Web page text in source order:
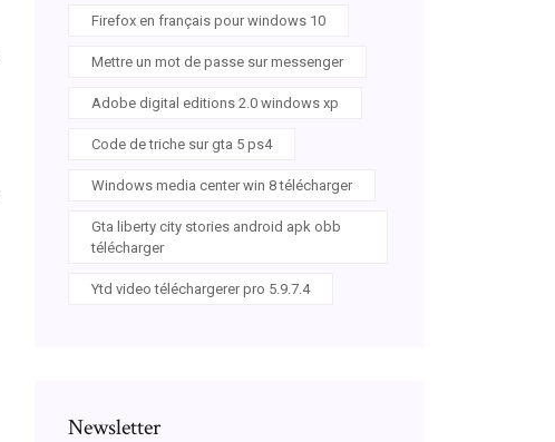
Firefox en français pour windows 10
Mettre un mot de passe sur messenger
Adobe digital editions 2.0 windows xp
Code de triche sur gta 5 ps4
Windows media center win 8 télécharger
Gta liberty city stories android apk obb
télécharger
Ytd video téléchargerer pro 5.9.7.4
Newsletter